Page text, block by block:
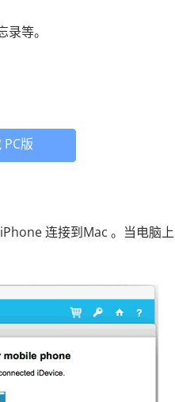
等。
版
连接到Mac 。当电脑